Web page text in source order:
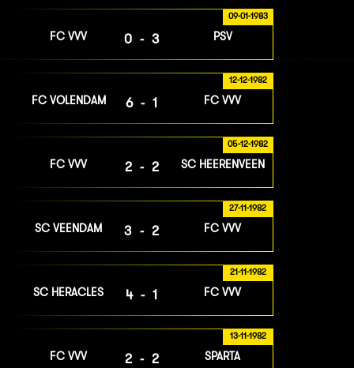
09-01-1983
FC VVV 0-3 PSV
12-12-1982
FC VOLENDAM 6-1 FC VVV
05-12-1982
FC VVV 2-2 SC HEERENVEEN
27-11-1982
SC VEENDAM 3-2 FC VVV
21-11-1982
SC HERACLES 4-1 FC VVV
13-11-1982
FC VVV 2-2 SPARTA